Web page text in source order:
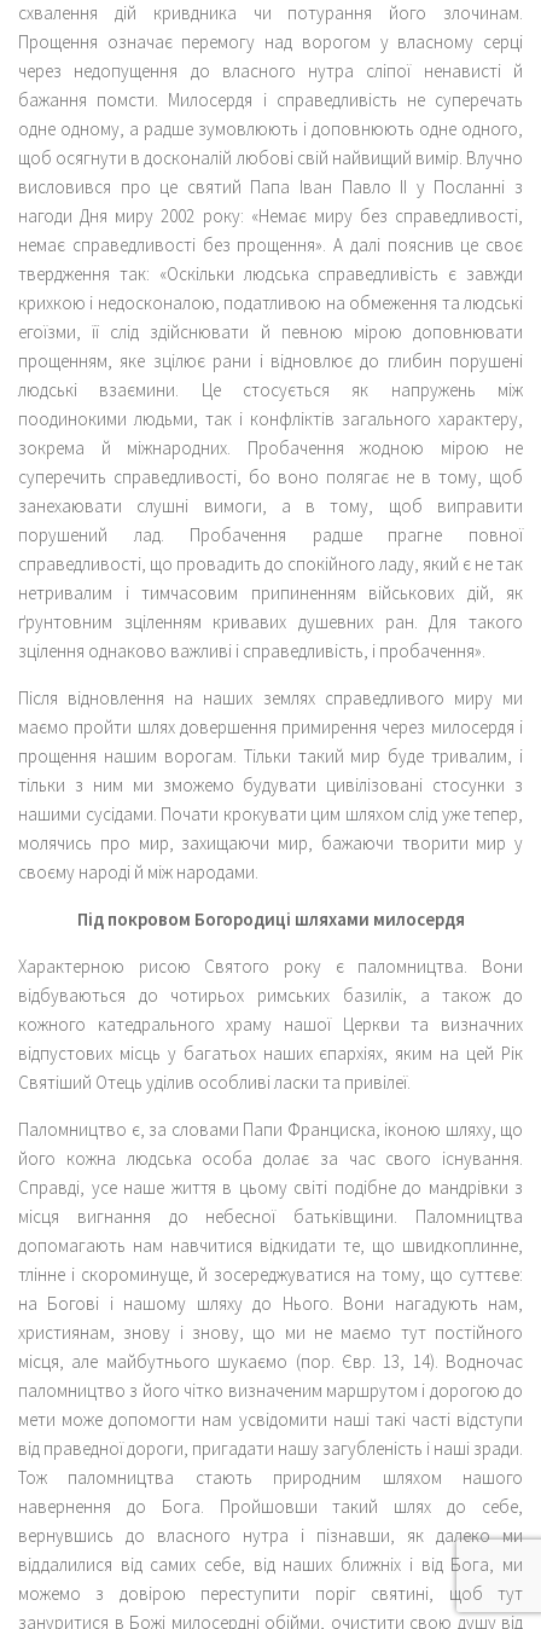
схвалення дій кривдника чи потурання його злочинам.
Прощення означає перемогу над ворогом у власному серці
через недопущення до власного нутра сліпої ненависті й
бажання помсти. Милосердя і справедливість не суперечать
одне одному, а радше зумовлюють і доповнюють одне одного,
щоб осягнути в досконалій любові свій найвищий вимір. Влучно
висловився про це святий Папа Іван Павло ІІ у Посланні з
нагоди Дня миру 2002 року: «Немає миру без справедливості,
немає справедливості без прощення». А далі пояснив це своє
твердження так: «Оскільки людська справедливість є завжди
крихкою і недосконалою, податливою на обмеження та людські
егоїзми, її слід здійснювати й певною мірою доповнювати
прощенням, яке зцілює рани і відновлює до глибин порушені
людські взаємини. Це стосується як напружень між
поодинокими людьми, так і конфліктів загального характеру,
зокрема й міжнародних. Пробачення жодною мірою не
суперечить справедливості, бо воно полягає не в тому, щоб
занехаювати слушні вимоги, а в тому, щоб виправити
порушений лад. Пробачення радше прагне повної
справедливості, що провадить до спокійного ладу, який є не так
нетривалим і тимчасовим припиненням військових дій, як
ґрунтовним зціленням кривавих душевних ран. Для такого
зцілення однаково важливі і справедливість, і пробачення».
Після відновлення на наших землях справедливого миру ми
маємо пройти шлях довершення примирення через милосердя і
прощення нашим ворогам. Тільки такий мир буде тривалим, і
тільки з ним ми зможемо будувати цивілізовані стосунки з
нашими сусідами. Почати крокувати цим шляхом слід уже тепер,
молячись про мир, захищаючи мир, бажаючи творити мир у
своєму народі й між народами.
Під покровом Богородиці шляхами милосердя
Характерною рисою Святого року є паломництва. Вони
відбуваються до чотирьох римських базилік, а також до
кожного катедрального храму нашої Церкви та визначних
відпустових місць у багатьох наших єпархіях, яким на цей Рік
Святіший Отець уділив особливі ласки та привілеї.
Паломництво є, за словами Папи Франциска, іконою шляху, що
його кожна людська особа долає за час свого існування.
Справді, усе наше життя в цьому світі подібне до мандрівки з
місця вигнання до небесної батьківщини. Паломництва
допомагають нам навчитися відкидати те, що швидкоплинне,
тлінне і скороминуще, й зосереджуватися на тому, що суттєве:
на Богові і нашому шляху до Нього. Вони нагадують нам,
християнам, знову і знову, що ми не маємо тут постійного
місця, але майбутнього шукаємо (пор. Євр. 13, 14). Водночас
паломництво з його чітко визначеним маршрутом і дорогою до
мети може допомогти нам усвідомити наші такі часті відступи
від праведної дороги, пригадати нашу загубленість і наші зради.
Тож паломництва стають природним шляхом нашого
навернення до Бога. Пройшовши такий шлях до себе,
вернувшись до власного нутра і пізнавши, як далеко ми
віддалилися від самих себе, від наших ближніх і від Бога, ми
можемо з довірою переступити поріг святині, щоб тут
зануритися в Божі милосердні обійми, очистити свою душу від